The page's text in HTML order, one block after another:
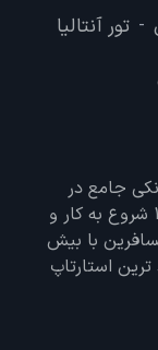
- تور آنتالیا
جامع در
تمامی زمینه های گردشگری در سال 1391 شروع به کار و
مسافرین با بیش
استارتاپ